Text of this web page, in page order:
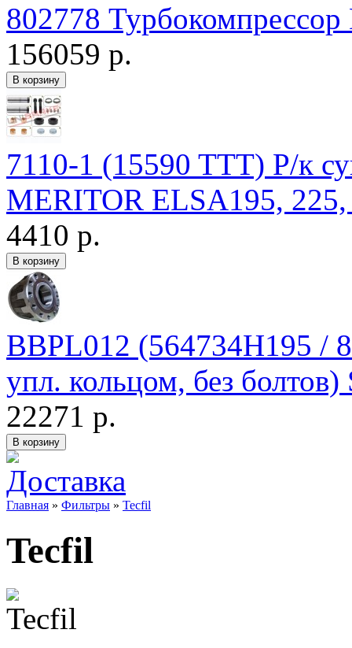
802778
156059 р.
7110-1 (15590 TTT) Р/к
MERITOR ELSA195,
4410 р.
BBPL012 (564734H195 /
упл. кольцом, без
22271 р.
Главная » Фильтры » Tecfil
Tecfil